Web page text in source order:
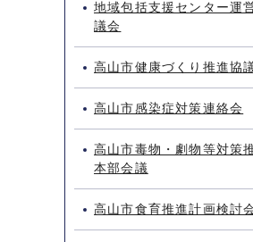
地域包括支援センター運
議会
高山市健康づくり推進協
高山市感染症対策連絡会
高山市毒物・劇物等対策
本部会議
高山市食育推進計画検討